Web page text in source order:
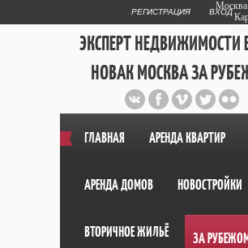
РЕГИСТРАЦИЯ ВХОД
ЭКСПЕРТ НЕДВИЖИМОСТИ
НОВАК МОСКВА ЗА
Публичный сайт эксперта
web дизайнера+7 903
ГЛАВНАЯ АРЕНДА КВАРТИР
АРЕНДА ДОМОВ НОВОСТРОЙКИ
ВТОРИЧНОЕ ЖИЛЬЁ ЗА
Москва